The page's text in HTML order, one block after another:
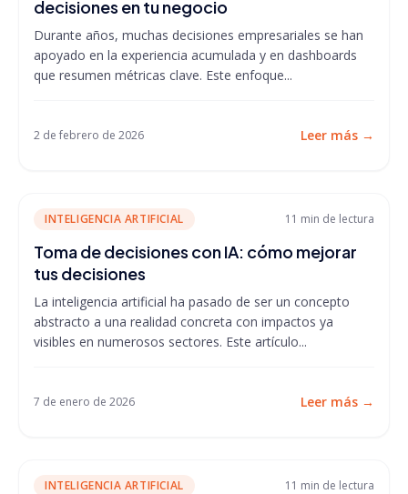
decisiones en tu negocio
Durante años, muchas decisiones empresariales se han
apoyado en la experiencia acumulada y en dashboards
que resumen métricas clave. Este enfoque...
2 de febrero de 2026 Leer más →
INTELIGENCIA ARTIFICIAL 11 min de lectura
Toma de decisiones con IA: cómo mejorar
tus decisiones
La inteligencia artificial ha pasado de ser un concepto
abstracto a una realidad concreta con impactos ya
visibles en numerosos sectores. Este artículo...
7 de enero de 2026 Leer más →
INTELIGENCIA ARTIFICIAL 11 min de lectura